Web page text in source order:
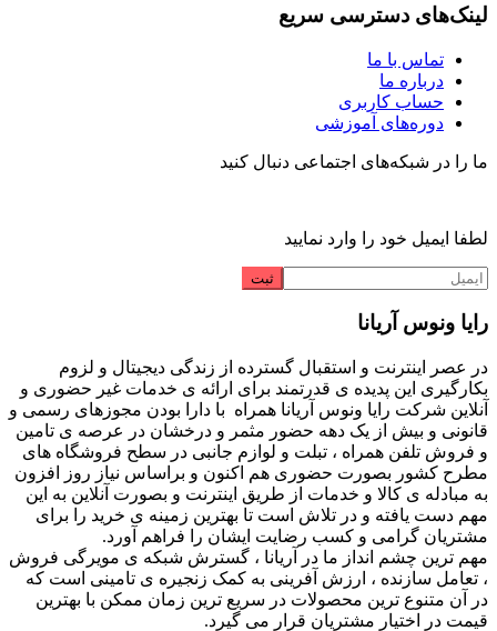
لینک‌های دسترسی سریع
تماس با ما
درباره ما
حساب کاربری
دوره‌های آموزشی
ما را در شبکه‌های اجتماعی دنبال کنید
لطفا ایمیل خود را وارد نمایید
رایا ونوس آریانا
در عصر اینترنت و استقبال گسترده از زندگی دیجیتال و لزوم
بکارگیری این پدیده ی قدرتمند برای ارائه ی خدمات غیر حضوری و
آنلاین شرکت رایا ونوس آریانا همراه با دارا بودن مجوزهای رسمی و
قانونی و بیش از یک دهه حضور مثمر و درخشان در عرصه ی تامین
و فروش تلفن همراه ، تبلت و لوازم جانبی در سطح فروشگاه های
مطرح کشور بصورت حضوری هم اکنون و براساس نیاز روز افزون
به مبادله ی کالا و خدمات از طریق اینترنت و بصورت آنلاین به این
مهم دست یافته و در تلاش است تا بهترین زمینه ی خرید را برای
مشتریان گرامی و کسب رضایت ایشان را فراهم آورد.
مهم ترین چشم انداز ما در آریانا ، گسترش شبکه ی مویرگی فروش
، تعامل سازنده ، ارزش آفرینی به کمک زنجیره ی تامینی است که
در آن متنوع ترین محصولات در سریع ترین زمان ممکن با بهترین
قیمت در اختیار مشتریان قرار می گیرد.